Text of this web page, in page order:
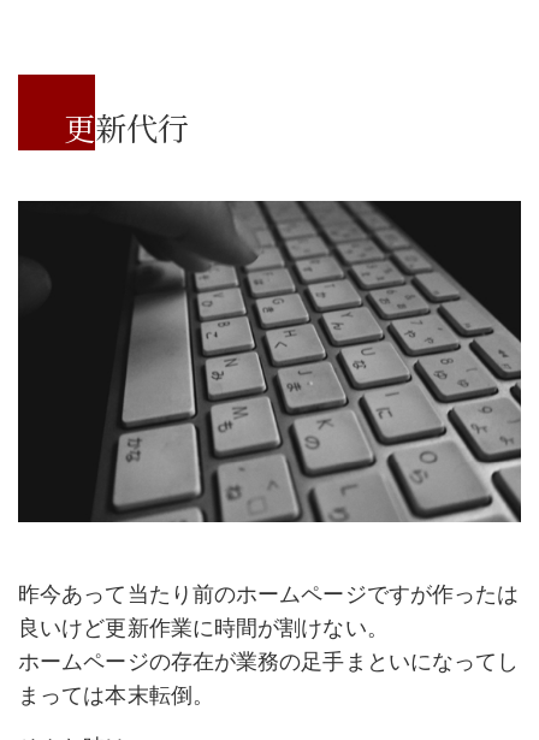
更新代行
昨今あって当たり前のホームページですが作ったは
良いけど更新作業に時間が割けない。
ホームページの存在が業務の足手まといになってし
まっては本末転倒。